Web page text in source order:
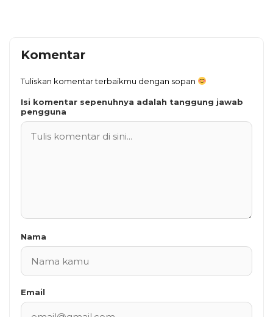
Komentar
Tuliskan komentar terbaikmu dengan sopan
Isi komentar sepenuhnya adalah tanggung jawab
pengguna
Nama
Email